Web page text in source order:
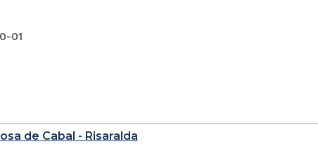
01
de Cabal - Risaralda